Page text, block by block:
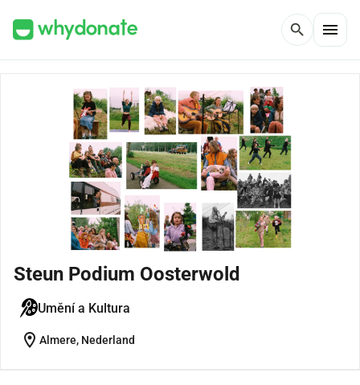
search menu
Steun Podium Oosterwold
Umění a Kultura
location_on Almere, Nederland